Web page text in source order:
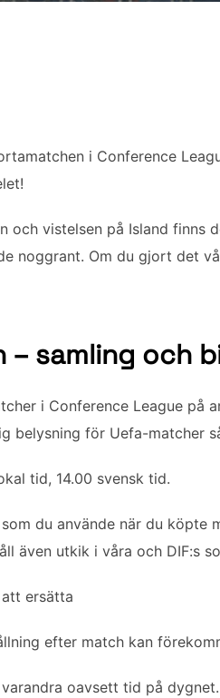
i Conference
och vistelsen på Island
noggrant. Om du gjort det
– samling och
i Conference League på
belysning för Uefa-matcher
tid, 14.00 svensk tid.
du använde när du
även utkik i våra och DIF:s
ersätta
efter match kan
oavsett tid på